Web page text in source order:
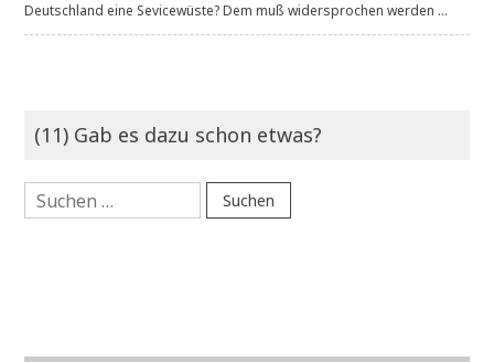
Deutschland eine Sevicewüste? Dem muß widersprochen werden ...
(11) Gab es dazu schon etwas?
Suchen
nach: